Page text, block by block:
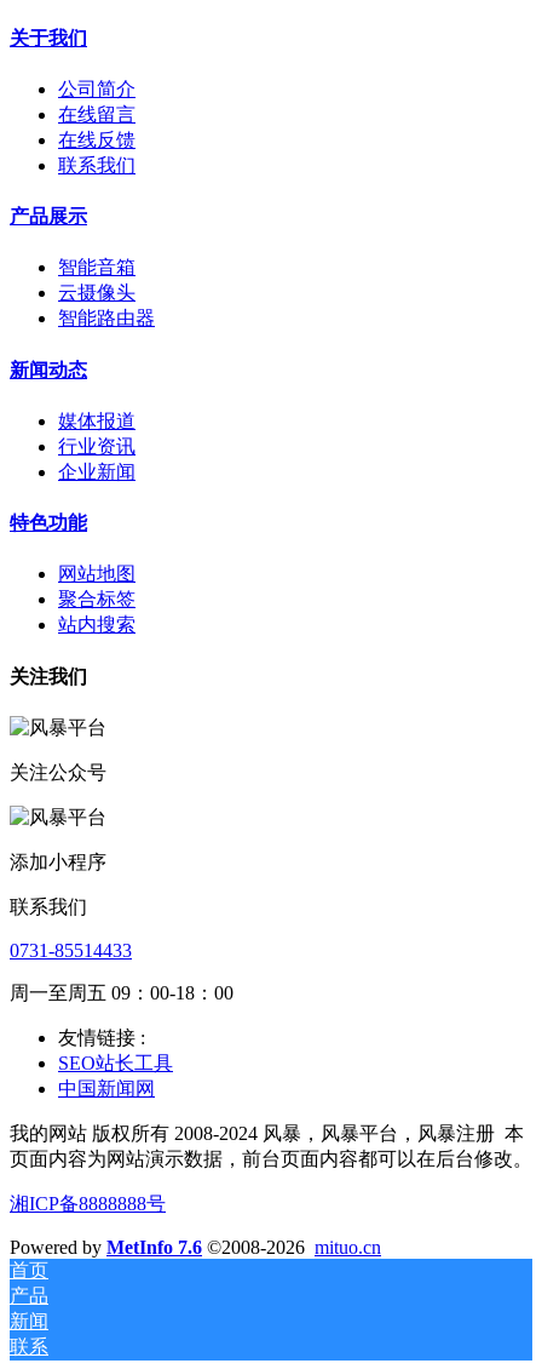
关于我们
公司简介
在线留言
在线反馈
联系我们
产品展示
智能音箱
云摄像头
智能路由器
新闻动态
媒体报道
行业资讯
企业新闻
特色功能
网站地图
聚合标签
站内搜索
关注我们
关注公众号
添加小程序
联系我们
0731-85514433
周一至周五 09：00-18：00
友情链接 :
SEO站长工具
中国新闻网
我的网站 版权所有 2008-2024 风暴，风暴平台，风暴注册 本
页面内容为网站演示数据，前台页面内容都可以在后台修改。
湘ICP备8888888号
Powered by MetInfo 7.6 ©2008-2026 mituo.cn
首页
产品
新闻
联系